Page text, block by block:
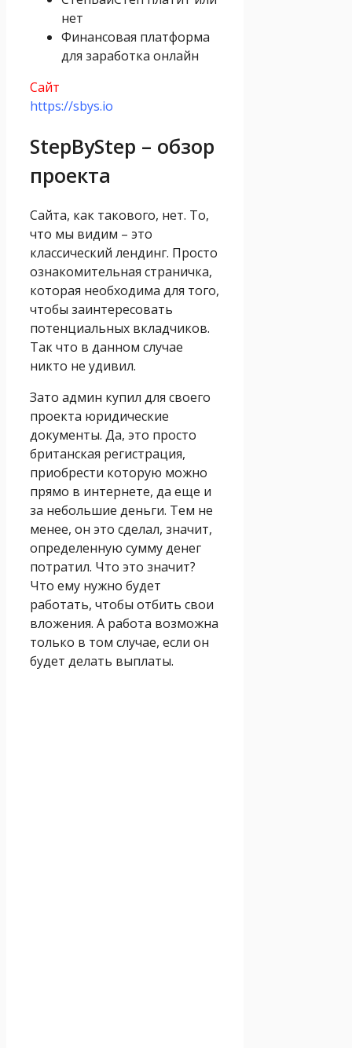
нет
Финансовая платформа
для заработка онлайн
Сайт
https://sbys.io
StepByStep – обзор
проекта
Сайта, как такового, нет. То,
что мы видим – это
классический лендинг. Просто
ознакомительная страничка,
которая необходима для того,
чтобы заинтересовать
потенциальных вкладчиков.
Так что в данном случае
никто не удивил.
Зато админ купил для своего
проекта юридические
документы. Да, это просто
британская регистрация,
приобрести которую можно
прямо в интернете, да еще и
за небольшие деньги. Тем не
менее, он это сделал, значит,
определенную сумму денег
потратил. Что это значит?
Что ему нужно будет
работать, чтобы отбить свои
вложения. А работа возможна
только в том случае, если он
будет делать выплаты.